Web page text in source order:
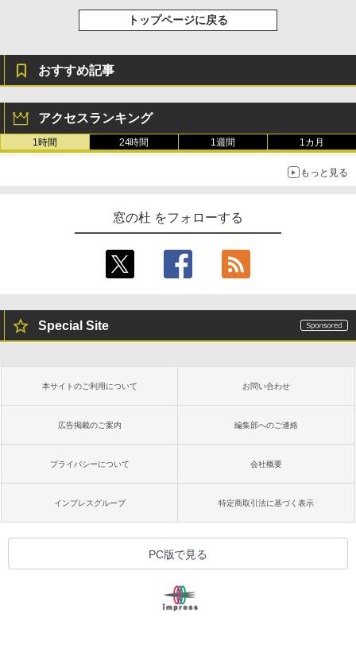
トップページに戻る
おすすめ記事
アクセスランキング
1時間 24時間 1週間 1カ月
もっと見る
窓の杜 をフォローする
Special Site
本サイトのご利用について お問い合わせ
広告掲載のご案内 編集部へのご連絡
プライバシーについて 会社概要
インプレスグループ 特定商取引法に基づく表示
PC版で見る